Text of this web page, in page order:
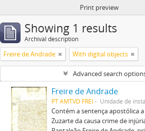
Print preview
Showing 1 results
Archival description
Freire de Andrade With digital objects
Advanced search
Freire de Andrade
PT AMTVD FREI Unidade de
Contém a sentença apostólica
Zuzarte da causa crime de